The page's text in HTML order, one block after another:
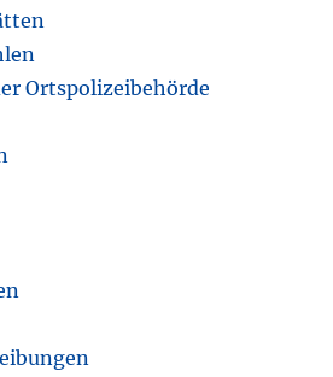
Ortspolizeibehörde